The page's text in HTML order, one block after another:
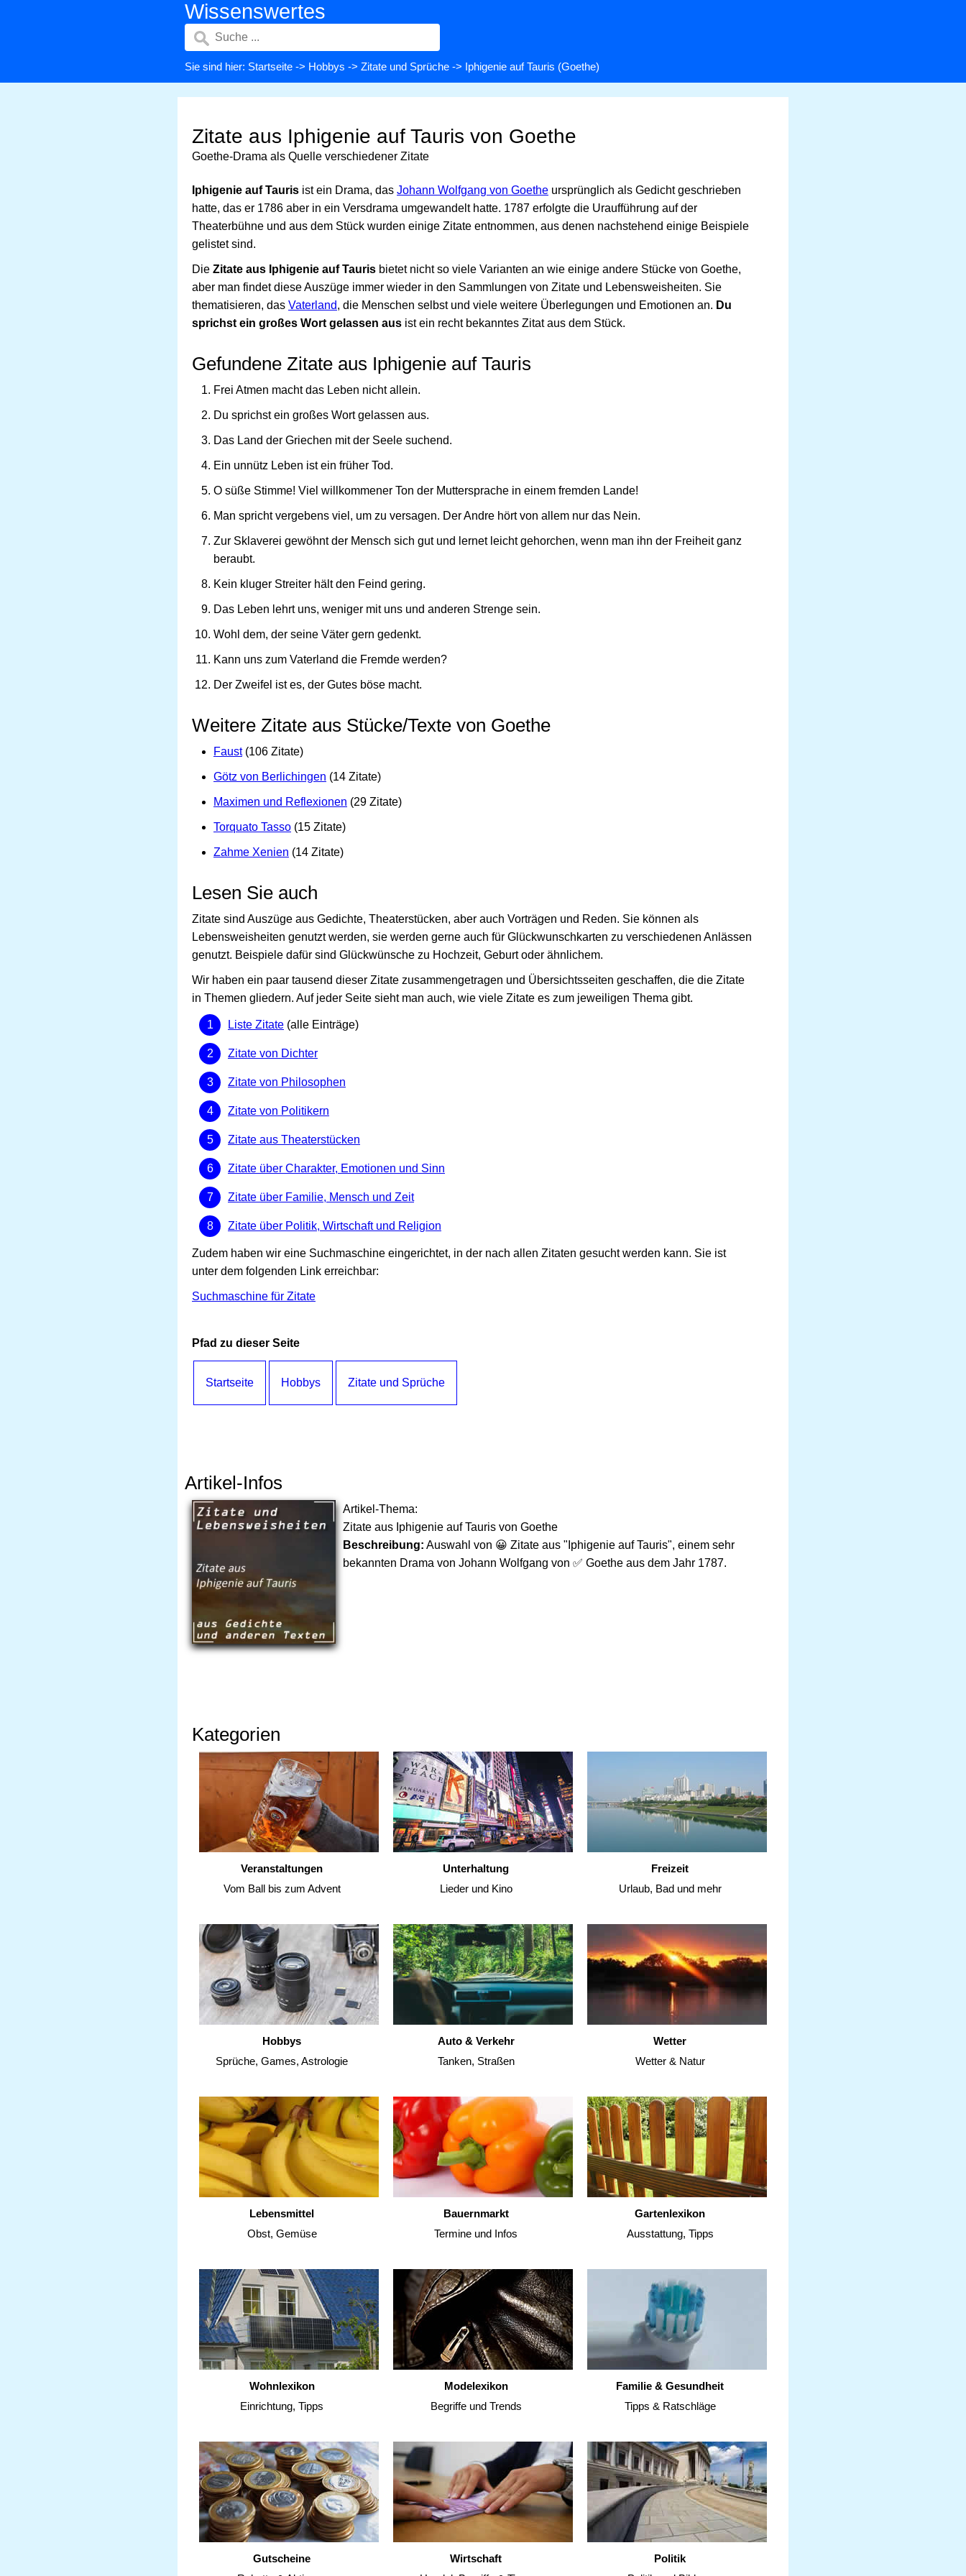
Wissenswertes
Sie sind hier: Startseite -> Hobbys -> Zitate und Sprüche -> Iphigenie auf Tauris (Goethe)
Zitate aus Iphigenie auf Tauris von Goethe
Goethe-Drama als Quelle verschiedener Zitate
Iphigenie auf Tauris ist ein Drama, das Johann Wolfgang von Goethe ursprünglich als Gedicht geschrieben
hatte, das er 1786 aber in ein Versdrama umgewandelt hatte. 1787 erfolgte die Uraufführung auf der
Theaterbühne und aus dem Stück wurden einige Zitate entnommen, aus denen nachstehend einige Beispiele
gelistet sind.
Die Zitate aus Iphigenie auf Tauris bietet nicht so viele Varianten an wie einige andere Stücke von Goethe,
aber man findet diese Auszüge immer wieder in den Sammlungen von Zitate und Lebensweisheiten. Sie
thematisieren, das Vaterland, die Menschen selbst und viele weitere Überlegungen und Emotionen an. Du
sprichst ein großes Wort gelassen aus ist ein recht bekanntes Zitat aus dem Stück.
Gefundene Zitate aus Iphigenie auf Tauris
Frei Atmen macht das Leben nicht allein.
Du sprichst ein großes Wort gelassen aus.
Das Land der Griechen mit der Seele suchend.
Ein unnütz Leben ist ein früher Tod.
O süße Stimme! Viel willkommener Ton der Muttersprache in einem fremden Lande!
Man spricht vergebens viel, um zu versagen. Der Andre hört von allem nur das Nein.
Zur Sklaverei gewöhnt der Mensch sich gut und lernet leicht gehorchen, wenn man ihn der Freiheit ganz
beraubt.
Kein kluger Streiter hält den Feind gering.
Das Leben lehrt uns, weniger mit uns und anderen Strenge sein.
Wohl dem, der seine Väter gern gedenkt.
Kann uns zum Vaterland die Fremde werden?
Der Zweifel ist es, der Gutes böse macht.
Weitere Zitate aus Stücke/Texte von Goethe
Faust(106 Zitate)
Götz von Berlichingen (14 Zitate)
Maximen und Reflexionen (29 Zitate)
Torquato Tasso (15 Zitate)
Zahme Xenien (14 Zitate)
Lesen Sie auch
Zitate sind Auszüge aus Gedichte, Theaterstücken, aber auch Vorträgen und Reden. Sie können als
Lebensweisheiten genutzt werden, sie werden gerne auch für Glückwunschkarten zu verschiedenen Anlässen
genutzt. Beispiele dafür sind Glückwünsche zu Hochzeit, Geburt oder ähnlichem.
Wir haben ein paar tausend dieser Zitate zusammengetragen und Übersichtsseiten geschaffen, die die Zitate
in Themen gliedern. Auf jeder Seite sieht man auch, wie viele Zitate es zum jeweiligen Thema gibt.
Liste Zitate (alle Einträge)
Zitate von Dichter
Zitate von Philosophen
Zitate von Politikern
Zitate aus Theaterstücken
Zitate über Charakter, Emotionen und Sinn
Zitate über Familie, Mensch und Zeit
Zitate über Politik, Wirtschaft und Religion
Zudem haben wir eine Suchmaschine eingerichtet, in der nach allen Zitaten gesucht werden kann. Sie ist
unter dem folgenden Link erreichbar:
Suchmaschine für Zitate
Pfad zu dieser Seite
Startseite Hobbys Zitate und Sprüche
Artikel-Infos
Artikel-Thema:
Zitate aus Iphigenie auf Tauris von Goethe
Beschreibung: Auswahl von 😀 Zitate aus "Iphigenie auf Tauris", einem sehr
bekannten Drama von Johann Wolfgang von ✅ Goethe aus dem Jahr 1787.
Kategorien
Veranstaltungen
Vom Ball bis zum Advent
Unterhaltung
Lieder und Kino
Freizeit
Urlaub, Bad und mehr
Hobbys
Sprüche, Games, Astrologie
Auto & Verkehr
Tanken, Straßen
Wetter
Wetter & Natur
Lebensmittel
Obst, Gemüse
Bauernmarkt
Termine und Infos
Gartenlexikon
Ausstattung, Tipps
Wohnlexikon
Einrichtung, Tipps
Modelexikon
Begriffe und Trends
Familie & Gesundheit
Tipps & Ratschläge
Gutscheine
Wirtschaft
Politik